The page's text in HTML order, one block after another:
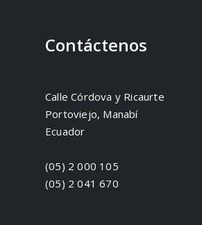
Contáctenos
Calle Córdova y Ricaurte
Portoviejo, Manabí
Ecuador
(05) 2 000 105
(05) 2 041 670